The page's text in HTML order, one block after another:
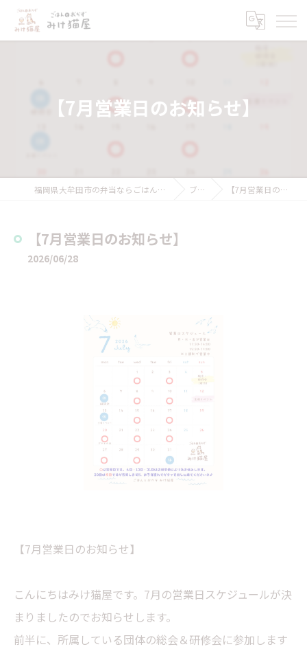
【7月営業日のお知らせ】
福岡県大牟田市の弁当ならごはんとおかず みけ猫屋 ブログ 【7月営業日のお知らせ】
【7月営業日のお知らせ】
2026/06/28
【7月営業日のお知らせ】
こんにちはみけ猫屋です。7月の営業日スケジュールが決
まりましたのでお知らせします。
前半に、所属している団体の総会＆研修会に参加します